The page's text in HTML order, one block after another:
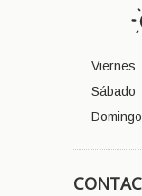
Viernes
Sábado
Domingo